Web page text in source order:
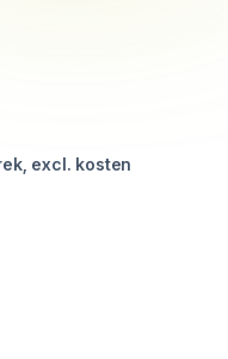
excl. kosten